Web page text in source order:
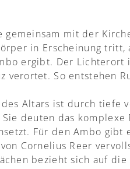
gemeinsam mit der
in Erscheinung tritt,
ergibt. Der
verortet. So entstehen
Altars ist durch tiefe
deuten das komplexe
Für den Ambo gibt
Cornelius Reer
bezieht sich auf